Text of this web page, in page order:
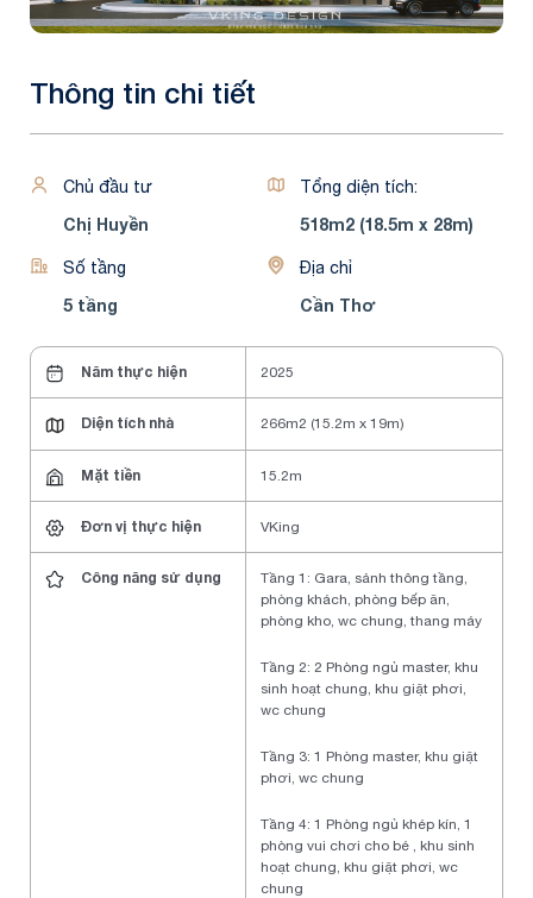
Thông tin chi tiết
Chủ đầu tư
Chị Huyền
Tổng diện tích:
518m2 (18.5m x 28m)
Số tầng
5 tầng
Địa chỉ
Cần Thơ
Năm thực hiện 2025
Diện tích nhà 266m2 (15.2m x 19m)
Mặt tiền 15.2m
Đơn vị thực hiện VKing
Công năng sử dụng
Tầng 1: Gara, sảnh thông tầng,
phòng khách, phòng bếp ăn,
phòng kho, wc chung, thang máy
Tầng 2: 2 Phòng ngủ master, khu
sinh hoạt chung, khu giặt phơi,
wc chung
Tầng 3: 1 Phòng master, khu giặt
phơi, wc chung
Tầng 4: 1 Phòng ngủ khép kín, 1
phòng vui chơi cho bé , khu sinh
hoạt chung, khu giặt phơi, wc
chung